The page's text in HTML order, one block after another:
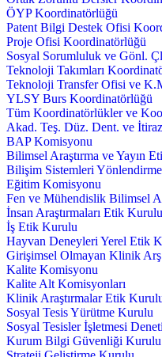
ÖYP Koordinatörlüğü
Patent Bilgi Destek Ofisi
Proje Ofisi Koordinatörlüğü
Sosyal Sorumluluk ve Gönl.
Teknoloji Takımları
Teknoloji Transfer Ofisi ve
YLSY Burs Koordinatörlüğü
Tüm Koordinatörlükler ve
Akad. Teş. Düz. Dent. ve
BAP Komisyonu
Bilimsel Araştırma ve Yayın
Bilişim Sistemleri
Eğitim Komisyonu
Fen ve Mühendislik Bilimsel
İnsan Araştırmaları Etik Kurulu
İş Etik Kurulu
Hayvan Deneyleri Yerel Etik
Girişimsel Olmayan Klinik
Kalite Komisyonu
Kalite Alt Komisyonları
Klinik Araştırmalar Etik
Sosyal Tesis Yürütme Kurulu
Sosyal Tesisler İşletmesi
Kurum Bilgi Güvenliği Kurulu